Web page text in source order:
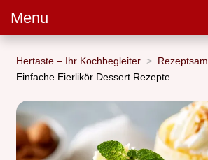
Menu
Hertaste – Ihr Kochbegleiter
Einfache Eierlikör Dessert Rezepte